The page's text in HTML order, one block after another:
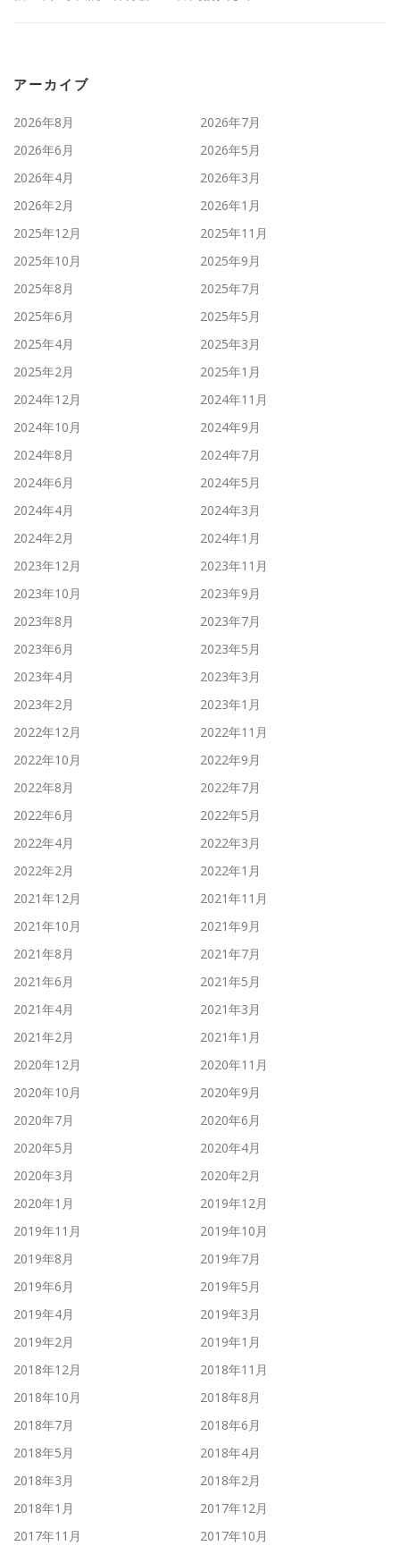
アーカイブ
2026年8月
2026年7月
2026年6月
2026年5月
2026年4月
2026年3月
2026年2月
2026年1月
2025年12月
2025年11月
2025年10月
2025年9月
2025年8月
2025年7月
2025年6月
2025年5月
2025年4月
2025年3月
2025年2月
2025年1月
2024年12月
2024年11月
2024年10月
2024年9月
2024年8月
2024年7月
2024年6月
2024年5月
2024年4月
2024年3月
2024年2月
2024年1月
2023年12月
2023年11月
2023年10月
2023年9月
2023年8月
2023年7月
2023年6月
2023年5月
2023年4月
2023年3月
2023年2月
2023年1月
2022年12月
2022年11月
2022年10月
2022年9月
2022年8月
2022年7月
2022年6月
2022年5月
2022年4月
2022年3月
2022年2月
2022年1月
2021年12月
2021年11月
2021年10月
2021年9月
2021年8月
2021年7月
2021年6月
2021年5月
2021年4月
2021年3月
2021年2月
2021年1月
2020年12月
2020年11月
2020年10月
2020年9月
2020年7月
2020年6月
2020年5月
2020年4月
2020年3月
2020年2月
2020年1月
2019年12月
2019年11月
2019年10月
2019年8月
2019年7月
2019年6月
2019年5月
2019年4月
2019年3月
2019年2月
2019年1月
2018年12月
2018年11月
2018年10月
2018年8月
2018年7月
2018年6月
2018年5月
2018年4月
2018年3月
2018年2月
2018年1月
2017年12月
2017年11月
2017年10月